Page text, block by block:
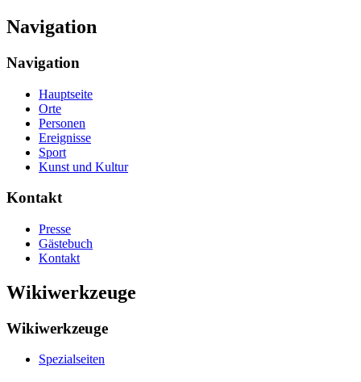
Navigation
Navigation
Hauptseite
Orte
Personen
Ereignisse
Sport
Kunst und Kultur
Kontakt
Presse
Gästebuch
Kontakt
Wikiwerkzeuge
Wikiwerkzeuge
Spezialseiten